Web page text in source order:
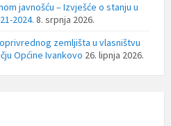
javnošću – Izvješće o stanju u
2024. 8. srpnja 2026.
zemljišta u vlasništvu
Općine Ivankovo 26. lipnja 2026.